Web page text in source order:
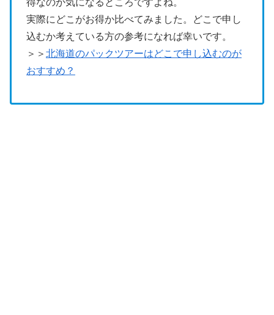
得なのか気になるところですよね。
実際にどこがお得か比べてみました。どこで申し
込むか考えている方の参考になれば幸いです。
＞＞ 北海道のパックツアーはどこで申し込むのが
おすすめ？